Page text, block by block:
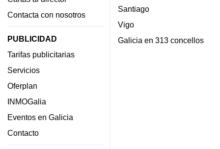
Contacta con nosotros
PUBLICIDAD
Tarifas publicitarias
Servicios
Oferplan
INMOGalia
Eventos en Galicia
Contacto
Santiago
Vigo
Galicia en 313 concellos